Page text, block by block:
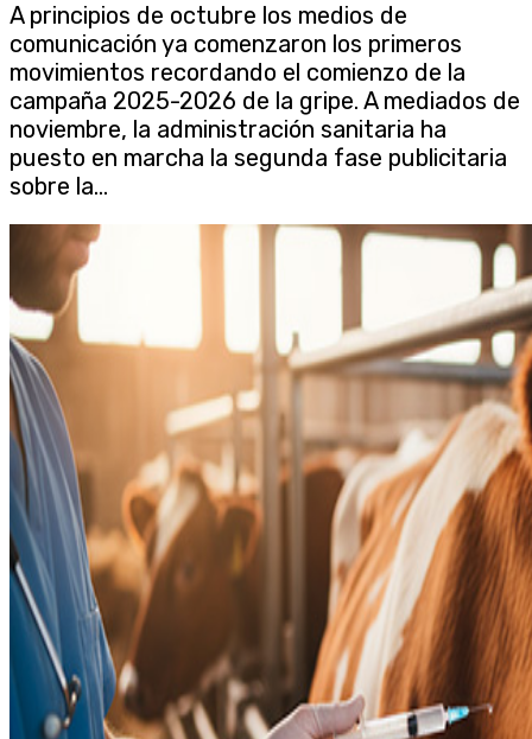
A principios de octubre los medios de
comunicación ya comenzaron los primeros
movimientos recordando el comienzo de la
campaña 2025-2026 de la gripe. A mediados de
noviembre, la administración sanitaria ha
puesto en marcha la segunda fase publicitaria
sobre la...